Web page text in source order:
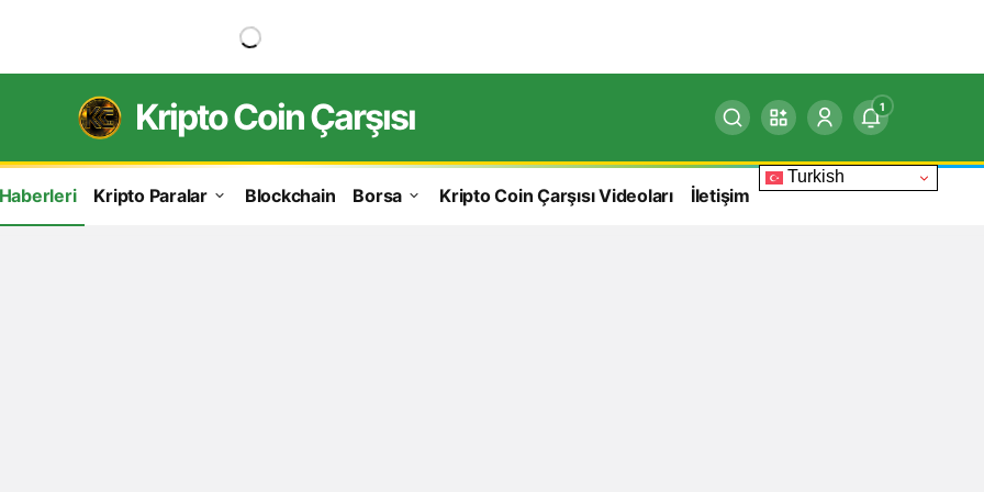
Kripto Coin Çarşısı 1
Kripto Paralar Blockchain Borsa Kripto Coin Çarşısı Videoları İletişim
Turkish